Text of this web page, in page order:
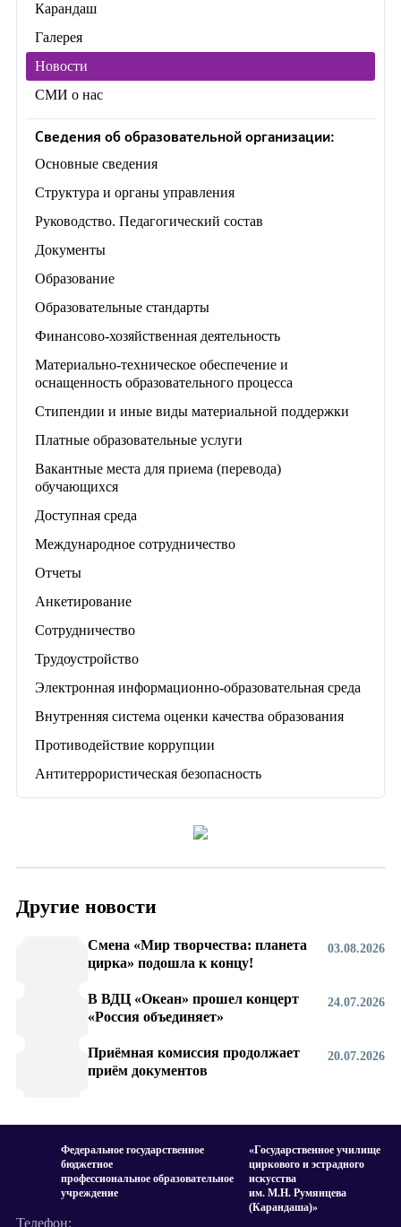
Карандаш
Галерея
Новости
СМИ о нас
Сведения об образовательной организации:
Основные сведения
Структура и органы управления
Руководство. Педагогический состав
Документы
Образование
Образовательные стандарты
Финансово-хозяйственная деятельность
Материально-техническое обеспечение и
оснащенность образовательного процесса
Стипендии и иные виды материальной поддержки
Платные образовательные услуги
Вакантные места для приема (перевода)
обучающихся
Доступная среда
Международное сотрудничество
Отчеты
Анкетирование
Сотрудничество
Трудоустройство
Электронная информационно-образовательная среда
Внутренняя система оценки качества образования
Противодействие коррупции
Антитеррористическая безопасность
Другие новости
Смена «Мир творчества: планета
цирка» подошла к концу!
03.08.2026
В ВДЦ «Океан» прошел концерт
«Россия объединяет»
24.07.2026
Приёмная комиссия продолжает
приём документов
20.07.2026
Федеральное государственное
бюджетное
профессиональное образовательное
учреждение
«Государственное училище
циркового и эстрадного
искусства
им. М.Н. Румянцева
(Карандаша)»
Телефон: